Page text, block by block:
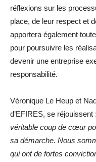
réflexions sur les
place, de leur respect et
apportera également
pour poursuivre les
devenir une entreprise
responsabilité.
Véronique Le Heup et
d’EFIRES, se réjouissent :
véritable coup de cœur
sa démarche. Nous
qui ont de fortes